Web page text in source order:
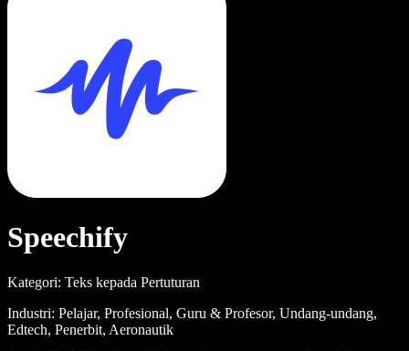
Speechify
Kategori: Teks kepada Pertuturan
Industri: Pelajar, Profesional, Guru & Profesor, Undang-undang,
Edtech, Penerbit, Aeronautik